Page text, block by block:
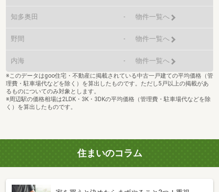
知多奥田 - 物件一覧へ
野間 - 物件一覧へ
内海 - 物件一覧へ
※このデータはgoo住宅・不動産に掲載されている中古一戸建ての平均価格（管
理費・駐車場代などを除く）を算出したものです。ただし5戸以上の掲載があ
るものについてのみ対象とします。
※周辺駅の価格相場は2LDK・3K・3DKの平均価格（管理費・駐車場代などを除
く）を算出したものです。
住まいのコラム